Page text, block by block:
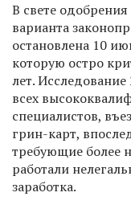
В свете
варианта
остановлена 10
которую остро
лет. Исследование
всех
специалистов,
грин-карт,
требующие более
работали
заработка.